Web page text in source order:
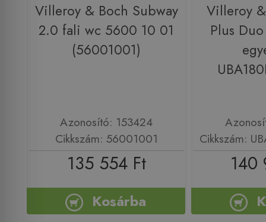
Villeroy & Boch Subway
2.0 fali wc 5600 10 01
(56001001)
Azonosító: 153424
Cikkszám: 56001001
135 554 Ft
Kosárba
Villeroy
Plus
Cikkszám:
140